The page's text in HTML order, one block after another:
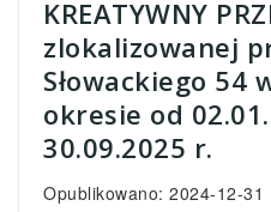
KREATYWNY
zlokalizowanej
Słowackiego 54
okresie od
30.09.2025 r.
Opublikowano: 2024-12-31